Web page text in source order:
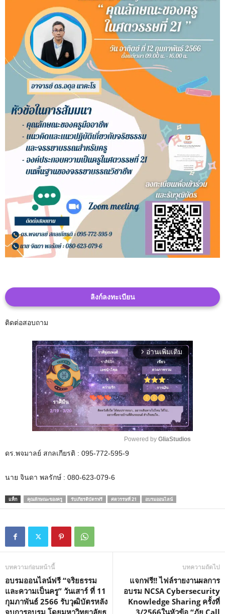
ลิงก์ลงทะเบียน
ติดต่อสอบถาม
arrow_forward_ios อ่านเพิ่มเติม
Powered by GliaStudios
ดร.พจมาลย์ สกลเกียรติ : 095-772-595-9
นาย จินดา พลรักษ์ : 080-623-079-6
แท็ก คุณลักษณะของครู รับเกียรติบัตรฟรี ศตวรรษที่ 21 อบรมออนไลน์
บทความก่อนหน้านี้
อบรมออนไลน์ฟรี “จริยธรรม
และความเป็นครู” วันเสาร์ ที่ 11
กุมภาพันธ์ 2566 รับวุฒิบัตรหลัง
จบการอบรม โดยมหาวิทยาลัยธุ
บทความถัดไป
แจกฟรี!! ไฟล์รายงานผลการ
อบรม NCSA Cybersecurity
Knowledge Sharing ครั้งที่
3/2566ในหัวข้อ “ภัย Call